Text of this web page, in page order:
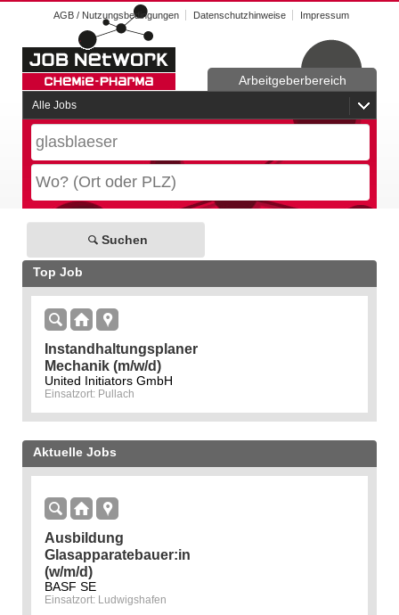
AGB / Nutzungsbedingungen Datenschutzhinweise Impressum
Alle Jobs
Arbeitgeberbereich
Suchen
Top Job
Instandhaltungsplaner
Mechanik (m/w/d)
United Initiators GmbH
Einsatzort: Pullach
Aktuelle Jobs
Ausbildung
Glasapparatebauer:in
(w/m/d)
BASF SE
Einsatzort: Ludwigshafen